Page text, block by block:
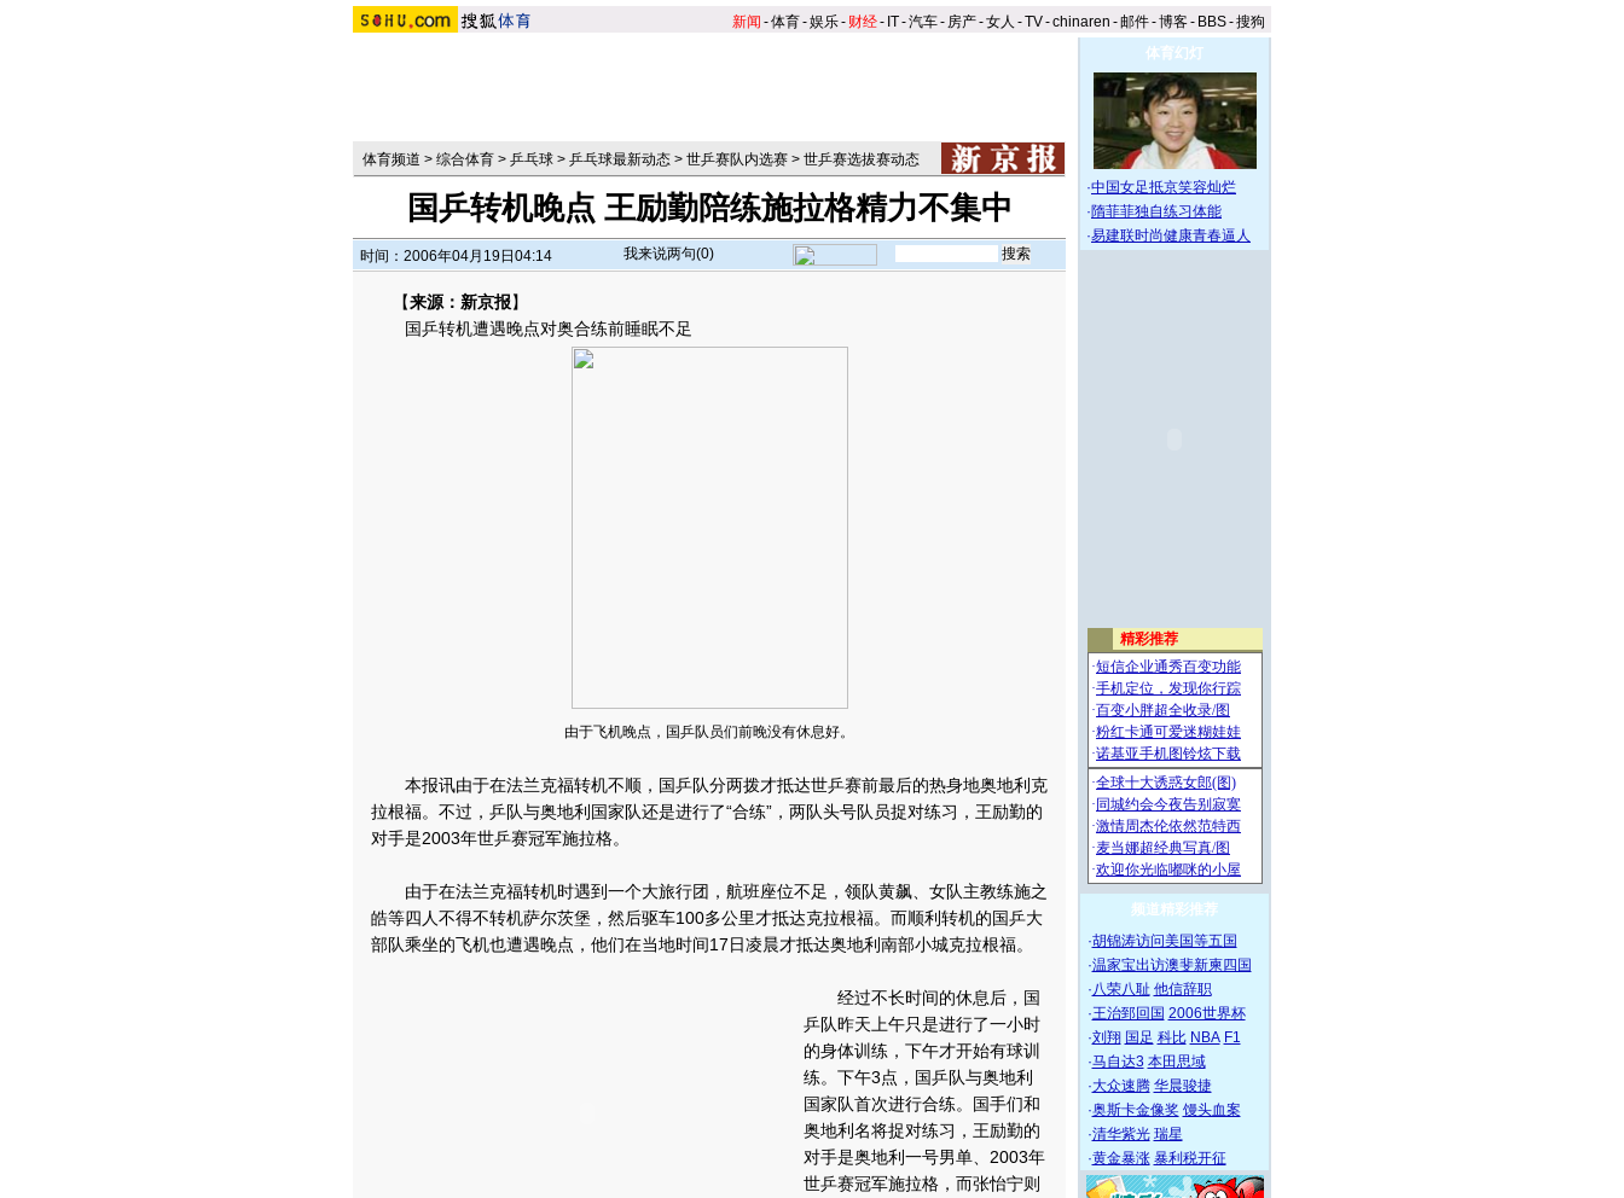
新闻 -体育-娱乐- 财经- IT-汽车- 房产-女人 -TV-chinaren -邮件-博客- BBS-搜狗
体育频道 > 综合体育 > 乒乓球 > 乒乓球最新动态 > 世乒赛队内选赛 > 世乒赛选拔赛动态
国乒转机晚点 王励勤陪练施拉格精力不集中
时间：2006年04月19日04:14 我来说两句(0)
【来源：新京报】
国乒转机遭遇晚点对奥合练前睡眠不足
由于飞机晚点，国乒队员们前晚没有休息好。
本报讯由于在法兰克福转机不顺，国乒队分两拨才抵达世乒赛前最后的热身地奥地利克
拉根福。不过，乒队与奥地利国家队还是进行了“合练”，两队头号队员捉对练习，王励勤的
对手是2003年世乒赛冠军施拉格。
由于在法兰克福转机时遇到一个大旅行团，航班座位不足，领队黄飙、女队主教练施之
皓等四人不得不转机萨尔茨堡，然后驱车100多公里才抵达克拉根福。而顺利转机的国乒大
部队乘坐的飞机也遭遇晚点，他们在当地时间17日凌晨才抵达奥地利南部小城克拉根福。
经过不长时间的休息后，国
乒队昨天上午只是进行了一小时
的身体训练，下午才开始有球训
练。下午3点，国乒队与奥地利
国家队首次进行合练。国手们和
奥地利名将捉对练习，王励勤的
对手是奥地利一号男单、2003年
世乒赛冠军施拉格，而张怡宁则
体育幻灯
·中国女足抵京笑容灿烂
·隋菲菲独自练习体能
·易建联时尚健康青春逼人
频道精彩推荐
·胡锦涛访问美国等五国
·温家宝出访澳斐新柬四国
·八荣八耻 他信辞职
·王治郅回国 2006世界杯
·刘翔 国足 科比 NBA F1
·马自达3 本田思域
·大众速腾 华晨骏捷
·奥斯卡金像奖 馒头血案
·清华紫光 瑞星
·黄金暴涨 暴利税开征